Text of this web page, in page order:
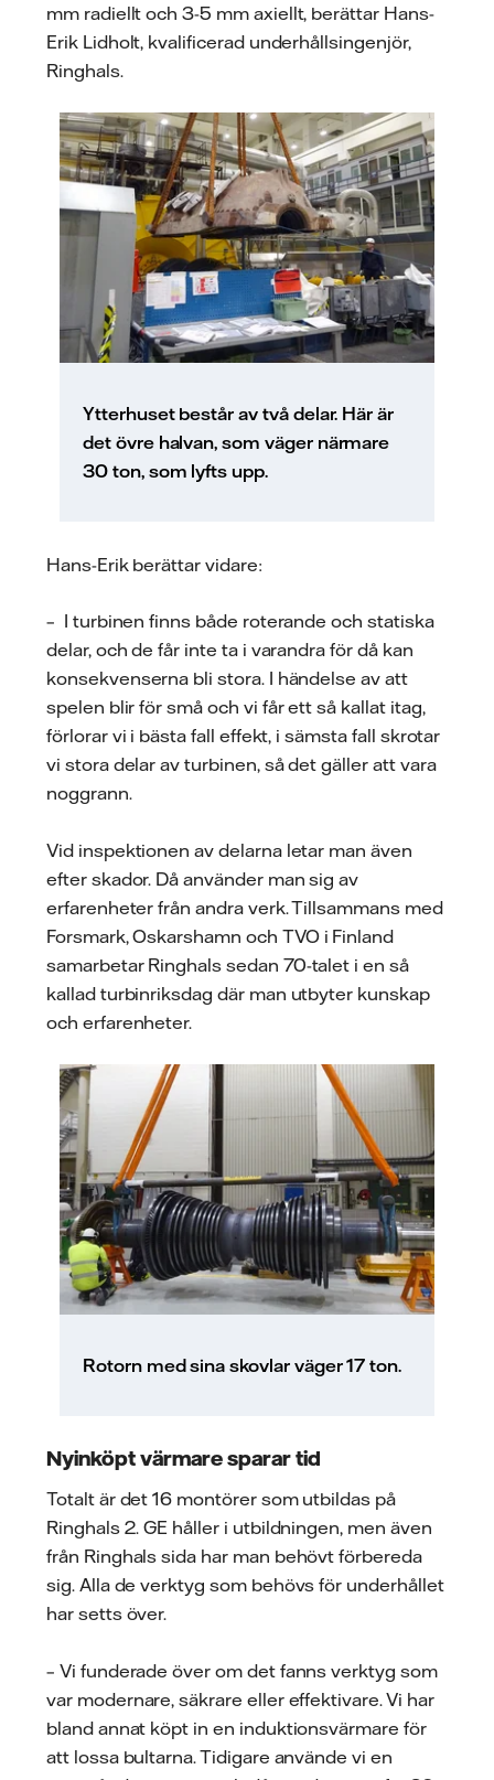
mm radiellt och 3-5 mm axiellt, berättar Hans-
Erik Lidholt, kvalificerad underhållsingenjör,
Ringhals.
Ytterhuset består av två delar. Här är
det övre halvan, som väger närmare
30 ton, som lyfts upp.
Hans-Erik berättar vidare:
– I turbinen finns både roterande och statiska
delar, och de får inte ta i varandra för då kan
konsekvenserna bli stora. I händelse av att
spelen blir för små och vi får ett så kallat itag,
förlorar vi i bästa fall effekt, i sämsta fall skrotar
vi stora delar av turbinen, så det gäller att vara
noggrann.
Vid inspektionen av delarna letar man även
efter skador. Då använder man sig av
erfarenheter från andra verk. Tillsammans med
Forsmark, Oskarshamn och TVO i Finland
samarbetar Ringhals sedan 70-talet i en så
kallad turbinriksdag där man utbyter kunskap
och erfarenheter.
Rotorn med sina skovlar väger 17 ton.
Nyinköpt värmare sparar tid
Totalt är det 16 montörer som utbildas på
Ringhals 2. GE håller i utbildningen, men även
från Ringhals sida har man behövt förbereda
sig. Alla de verktyg som behövs för underhållet
har setts över.
– Vi funderade över om det fanns verktyg som
var modernare, säkrare eller effektivare. Vi har
bland annat köpt in en induktionsvärmare för
att lossa bultarna. Tidigare använde vi en